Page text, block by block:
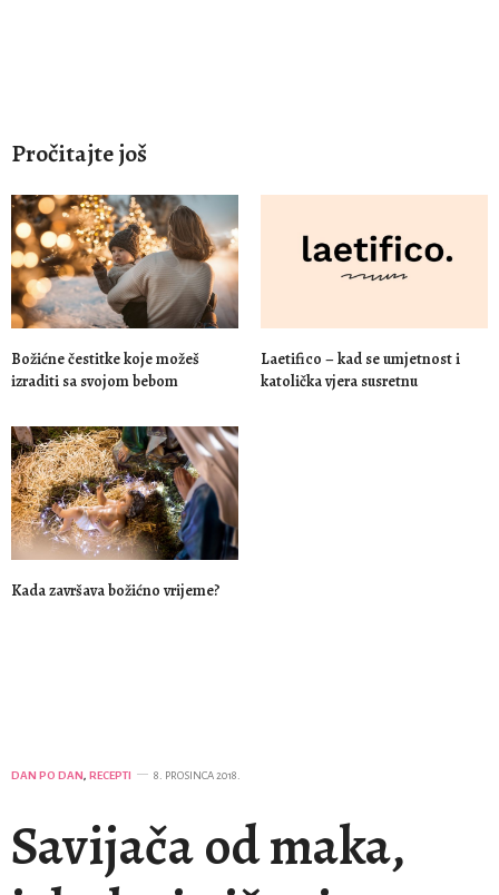
Pročitajte još
Božićne čestitke koje možeš
izraditi sa svojom bebom
Laetifico – kad se umjetnost i
katolička vjera susretnu
Kada završava božićno vrijeme?
DAN PO DAN, RECEPTI 8. PROSINCA 2018.
Savijača od maka,